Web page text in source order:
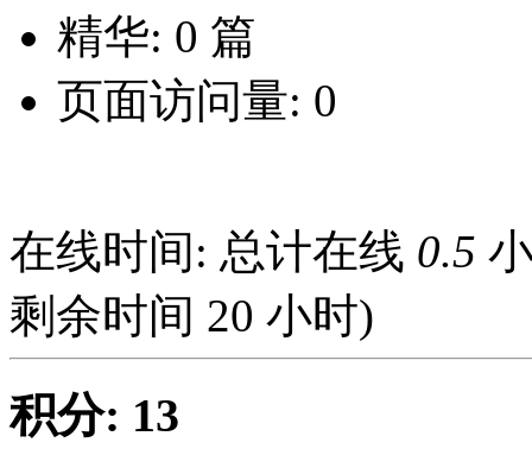
精华: 0 篇
页面访问量: 0
在线时间: 总计在线 0.5
剩余时间 20 小时)
积分: 13